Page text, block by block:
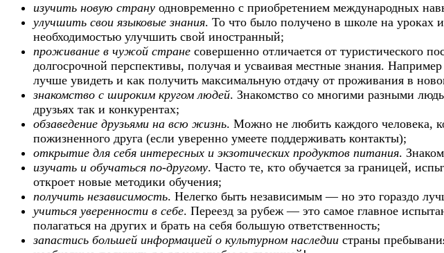
изучить новую страну одновременно с приобретением международных
улучшить свои языковые знания. То что было получено в школе на уроках
необходимостью улучшить свой иностранный;
проживание в чужой стране совершенно отличается от туристического
долгосрочной перспективы, получая и усваивая местные знания.
лучше увидеть и как получить максимальную отдачу от проживания в
знакомство с широким кругом людей. Знакомство со многими разными
друзьях так и конкурентах;
обзаведение друзьями на всю жизнь. Можно не любить каждого человека,
пожизненного друга (если уверенно умеете поддерживать контакты);
открытие для себя интересных и экзотических продуктов питания.
изучать и обучаться по-другому. Часто те, кто обучается за границей,
откроет новые методики обучения;
получить независимость. Нелегко быть независимым — но это гораздо
учиться уверенности в себе. Переезд за рубеж — это самое главное
полагаться на других и брать на себя большую ответственность;
запастись большей информацией о культурном наследии страны